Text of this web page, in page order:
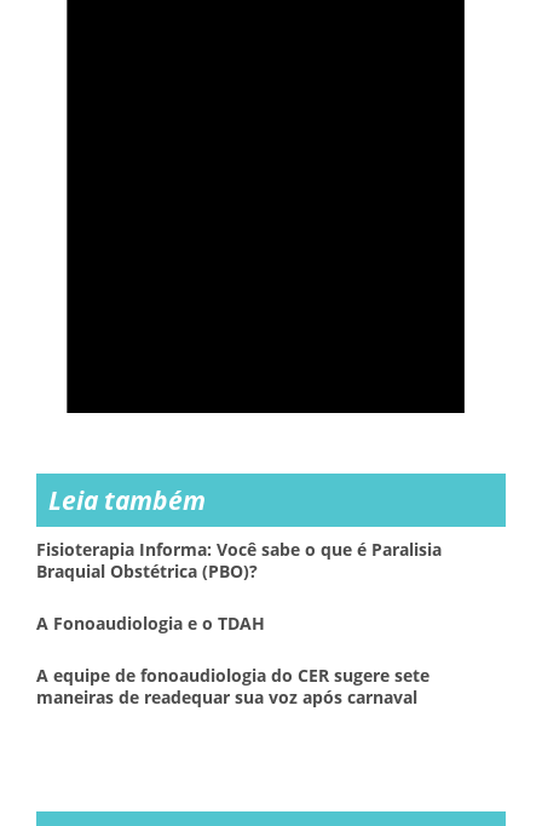
Leia também
Fisioterapia Informa: Você sabe o que é Paralisia
Braquial Obstétrica (PBO)?
A Fonoaudiologia e o TDAH
A equipe de fonoaudiologia do CER sugere sete
maneiras de readequar sua voz após carnaval